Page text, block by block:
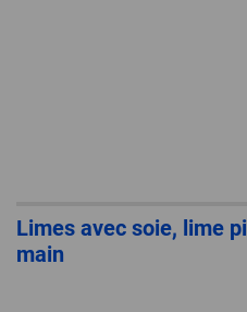
Limes avec soie, lime
main